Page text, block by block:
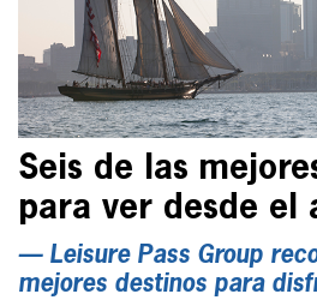
Seis de las
para ver desde el
— Leisure Pass Group
mejores destinos para